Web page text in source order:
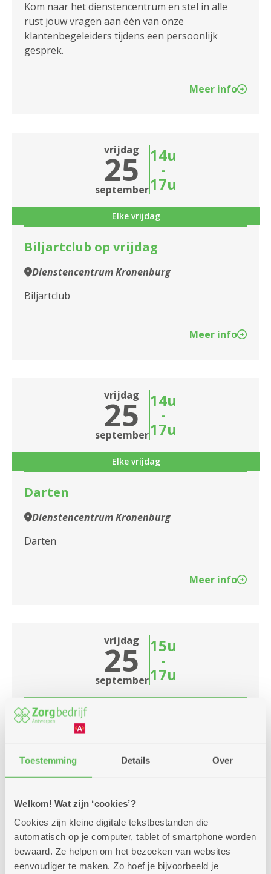
Toestemming Details Over
Welkom! Wat zijn ‘cookies’?
Cookies zijn kleine digitale tekstbestanden die
automatisch op je computer, tablet of smartphone worden
bewaard. Ze helpen om het bezoeken van websites
eenvoudiger te maken. Zo hoef je bijvoorbeeld je
Kom naar het dienstencentrum en stel in alle
rust jouw vragen aan één van onze
klantenbegeleiders tijdens een persoonlijk
gesprek.
Meer info
vrijdag
25
september
14u
-
17u
Elke vrijdag
Biljartclub op vrijdag
Dienstencentrum Kronenburg
Biljartclub
Meer info
vrijdag
25
september
14u
-
17u
Elke vrijdag
Darten
Dienstencentrum Kronenburg
Darten
Meer info
vrijdag
25
september
15u
-
17u
Vettige vrijdag
Meerdere locaties
Laatste vrijdag van de maand is vettige vrijdag.
Schuif jij mee aan voor de frietjes? We bakken
Meer info